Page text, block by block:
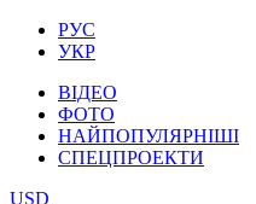
РУС
УКР
ВІДЕО
ФОТО
НАЙПОПУЛЯРНІШІ
СПЕЦПРОЕКТИ
USD